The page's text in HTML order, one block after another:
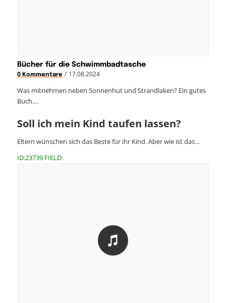
Bücher für die Schwimmbadtasche
0 Kommentare / 17.08.2024
Was mitnehmen neben Sonnenhut und Strandlaken? Ein gutes
Buch.…
Soll ich mein Kind taufen lassen?
Eltern wünschen sich das Beste für ihr Kind. Aber wie ist das…
ID:23739 FIELD: